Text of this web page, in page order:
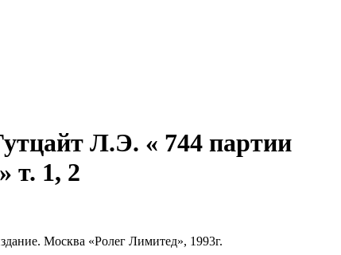
Л.Э. « 744 партии
т. 1, 2
Москва «Ролег Лимитед», 1993г.